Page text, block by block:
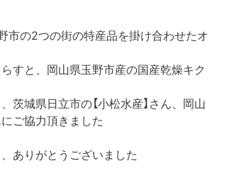
市の2つの街の特産品を掛け合わせたオ
すと、岡山県玉野市産の国産乾燥キク
茨城県日立市の【小松水産】さん、岡山
ご協力頂きました
ありがとうございました